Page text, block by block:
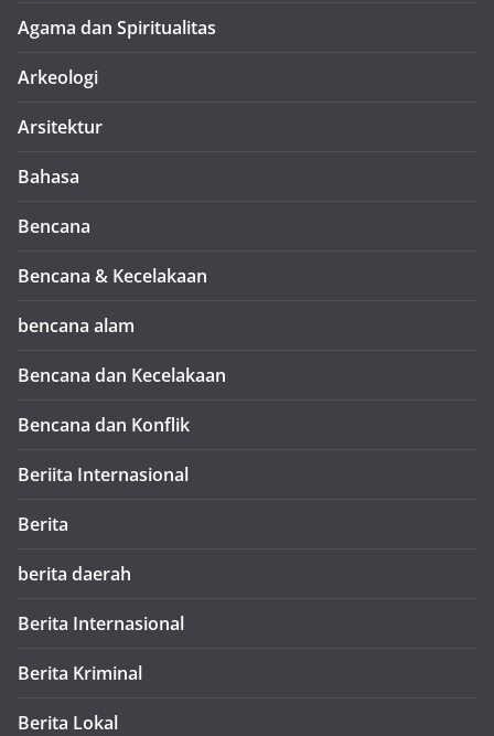
Agama dan Spiritualitas
Arkeologi
Arsitektur
Bahasa
Bencana
Bencana & Kecelakaan
bencana alam
Bencana dan Kecelakaan
Bencana dan Konflik
Beriita Internasional
Berita
berita daerah
Berita Internasional
Berita Kriminal
Berita Lokal